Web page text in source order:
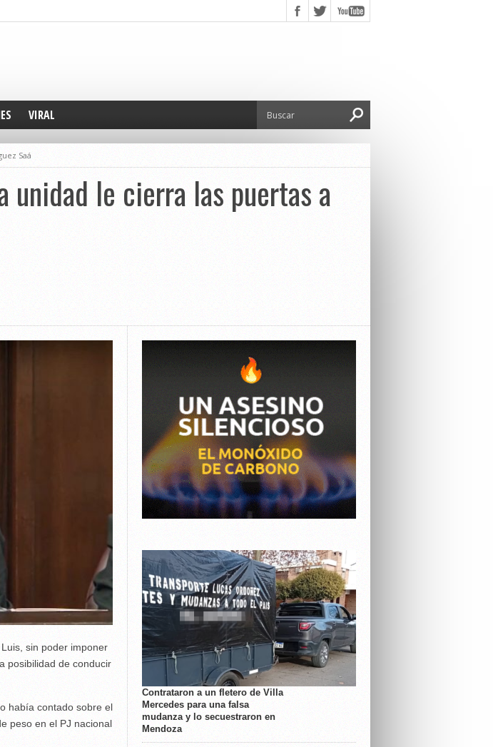
VIRAL
Saá
unidad le cierra las puertas a
sin poder imponer
posibilidad de conducir
había contado sobre el
peso en el PJ nacional
Contrataron a un fletero de Villa
Mercedes para una falsa
mudanza y lo secuestraron en
Mendoza